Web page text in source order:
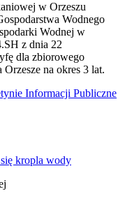
w Orzeszu
Wodnego
Wodnej w
z dnia 22
dla zbiorowego
na okres 3 lat.
Informacji Publiczne